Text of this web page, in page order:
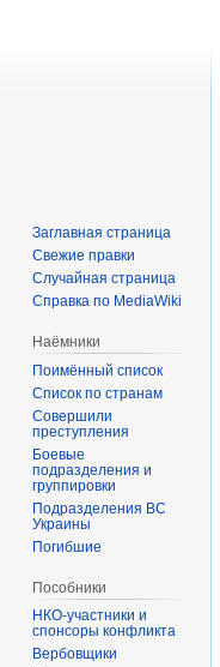
Заглавная страница
Свежие правки
Случайная страница
Справка по MediaWiki
Наёмники
Поимённый список
Список по странам
Совершили
преступления
Боевые
подразделения и
группировки
Подразделения ВС
Украины
Погибшие
Пособники
спонсоры конфликта
‏‎Вербовщики